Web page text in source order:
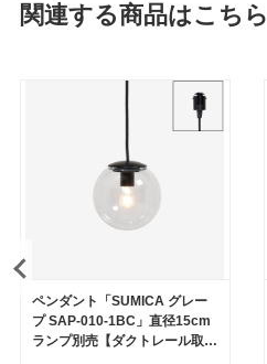
関連する商品はこちら
ペンダント「SUMICA グレー
プ SAP-010-1BC」直径15cm
ランプ別売【ダクトレール取付